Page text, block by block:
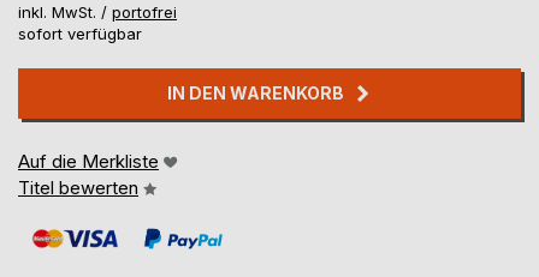
inkl. MwSt. / portofrei
sofort verfügbar
IN DEN WARENKORB
Auf die Merkliste
Titel bewerten